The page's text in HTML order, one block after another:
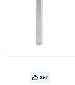
Хит